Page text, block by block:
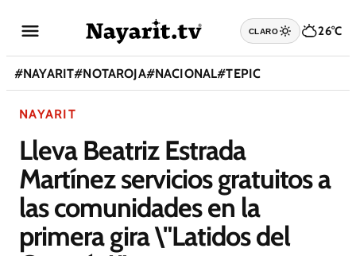
CLARO 26°C
#NAYARIT#NOTAROJA#NACIONAL#TEPIC
NAYARIT
Lleva Beatriz Estrada
Martínez servicios gratuitos a
las comunidades en la
primera gira \"Latidos del